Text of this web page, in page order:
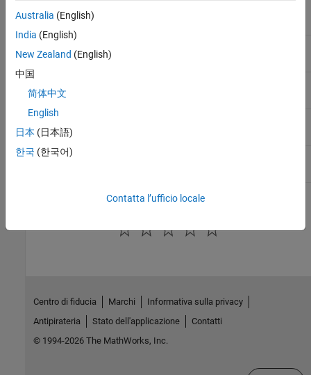
int32
uint16
uint32
Australia (English)
India (English)
New Zealand (English)
中国
简体中文
English
日本 (日本語)
한국 (한국어)
Contatta l’ufficio locale
Centro di fiducia Marchi
Informativa sulla privacy
Antipirateria
Stato dell'applicazione
Contatti
© 1994-2026 The MathWorks, Inc.